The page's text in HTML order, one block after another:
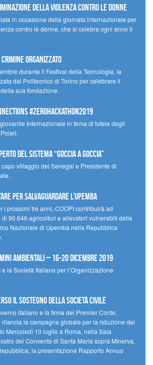
della violenza contro le donne
in occasione della giornata internazionale per
contro le donne, che si celebra ogni anno il
crimine organizzato
durante il Festival della Tecnologia, la
dal Politecnico di Torino per celebrare il
sua fondazione.
#ZEROHackathon2019
Internazionale in tema di tutela degli
DEL SISTEMA “GOCCIA A GOCCIA”
villaggio del Senegal e Presidente di
per salvaguardare l’Upemba
i prossimi tre anni, COOPI contribuirà ad
90.646 agricoltori e allevatori vulnerabili delle
Nazionale di Upemba nella Repubblica
Ambientali – 16-20 Dicembre 2019
la Società Italiana per l’Organizzazione
il sostegno della società civile
italiano e la firma del Premier Conte,
rilancia la campagna globale per la riduzione dei
Mercoledì 10 luglio a Roma, nella Sala
del Convento di Santa Maria sopra Minerva,
la presentazione Rapporto Annuo